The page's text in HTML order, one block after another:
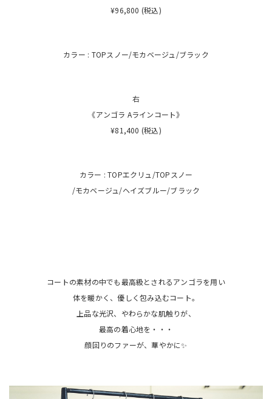
¥96,800 (税込)
カラー : TOPスノー/モカベージュ/ブラック
右
《アンゴラ Aラインコート》
¥81,400 (税込)
カラー : TOPエクリュ/TOPスノー
/モカベージュ/ヘイズブルー/ブラック
コートの素材の中でも最高級とされるアンゴラを用い
体を暖かく、優しく包み込むコート。
上品な光沢、やわらかな肌触りが、
最高の着心地を・・・
顔回りのファーが、華やかに✨